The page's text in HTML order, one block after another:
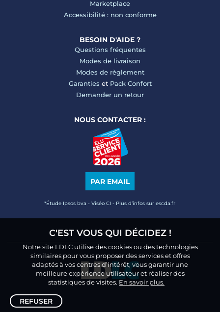
Marketplace
Accessibilité : non conforme
BESOIN D'AIDE ?
Questions fréquentes
Modes de livraison
Modes de règlement
Garanties et Pack Confort
Demander un retour
NOUS CONTACTER :
PAR EMAIL
*Étude Ipsos bva - Viséo CI - Plus d’infos sur escda.fr
C'EST VOUS QUI DÉCIDEZ !
Notre site LDLC utilise des cookies ou des technologies
similaires pour vous proposer des services et offres
adaptés à vos centres d’intérêt, vous garantir une
meilleure expérience utilisateur et réaliser des
statistiques de visites. En savoir plus.
REFUSER